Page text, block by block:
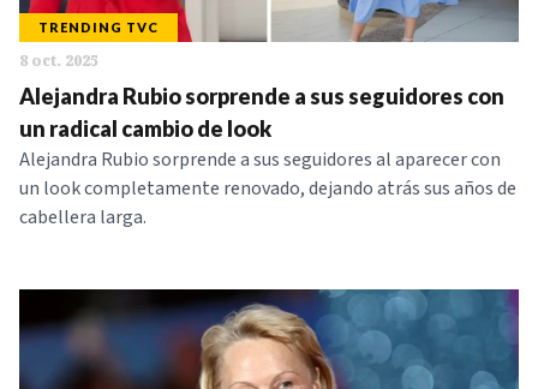
TRENDING TVC
8 oct. 2025
Alejandra Rubio sorprende a sus seguidores con
un radical cambio de look
Alejandra Rubio sorprende a sus seguidores al aparecer con
un look completamente renovado, dejando atrás sus años de
cabellera larga.